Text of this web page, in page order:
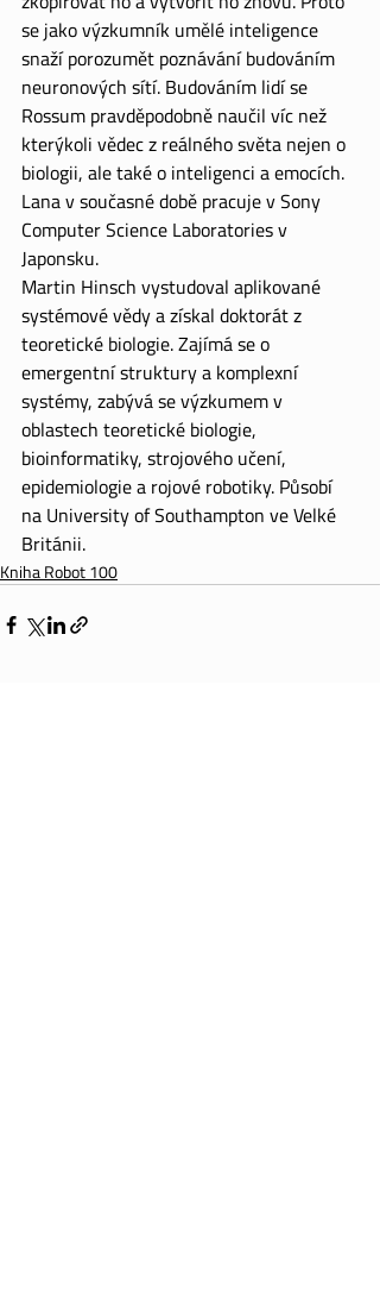
se jako výzkumník umělé inteligence
snaží porozumět poznávání budováním
neuronových sítí. Budováním lidí se
Rossum pravděpodobně naučil víc než
kterýkoli vědec z reálného světa nejen o
biologii, ale také o inteligenci a emocích.
Lana v současné době pracuje v Sony
Computer Science Laboratories v
Japonsku.
Martin Hinsch vystudoval aplikované
systémové vědy a získal doktorát z
teoretické biologie. Zajímá se o
emergentní struktury a komplexní
systémy, zabývá se výzkumem v
oblastech teoretické biologie,
bioinformatiky, strojového učení,
epidemiologie a rojové robotiky. Působí
na University of Southampton ve Velké
Británii.
Kniha Robot 100